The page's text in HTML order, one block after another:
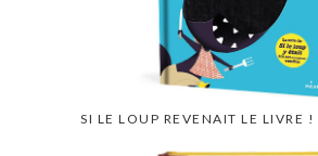
SI LE LOUP REVENAIT LE LIVRE !